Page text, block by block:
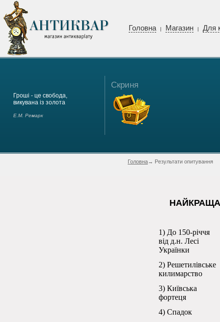
Головна | Магазин | Для
Гроші - це свобода,
викувана із золота
Е.М. Ремарк
Скриня
Головна→ Результати опитування
1) До 150-річчя
від д.н. Лесі
Українки
2) Решетилівське
килимарство
3) Київська
фортеця
4) Спадок